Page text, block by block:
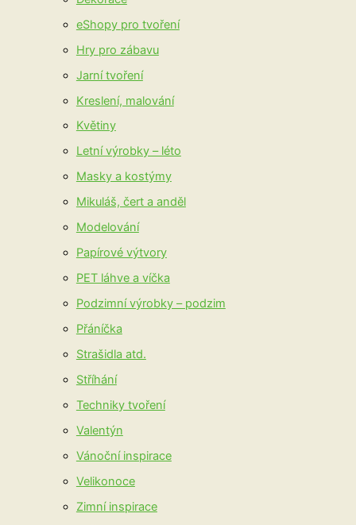
eShopy pro tvoření
Hry pro zábavu
Jarní tvoření
Kreslení, malování
Květiny
Letní výrobky – léto
Masky a kostýmy
Mikuláš, čert a anděl
Modelování
Papírové výtvory
PET láhve a víčka
Podzimní výrobky – podzim
Přáníčka
Strašidla atd.
Stříhání
Techniky tvoření
Valentýn
Vánoční inspirace
Velikonoce
Zimní inspirace